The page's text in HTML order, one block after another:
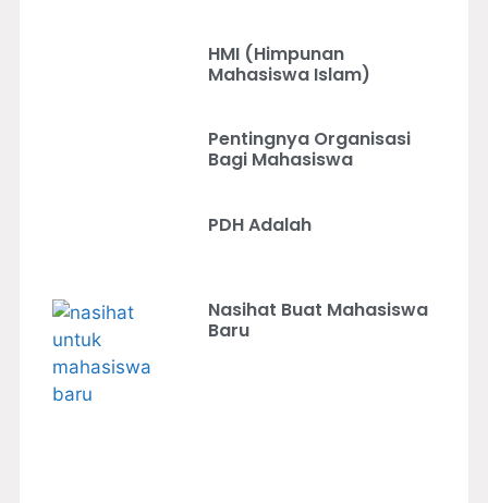
HMI (Himpunan
Mahasiswa Islam)
Pentingnya Organisasi
Bagi Mahasiswa
PDH Adalah
Nasihat Buat Mahasiswa
Baru